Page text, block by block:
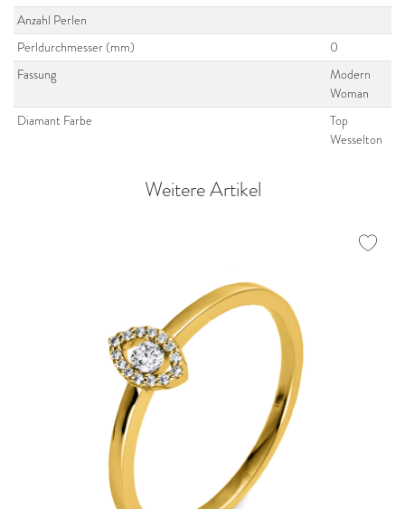
Anzahl Perlen
Perldurchmesser (mm)
0
Fassung
Modern
Woman
Diamant Farbe
Top
Wesselton
Weitere Artikel